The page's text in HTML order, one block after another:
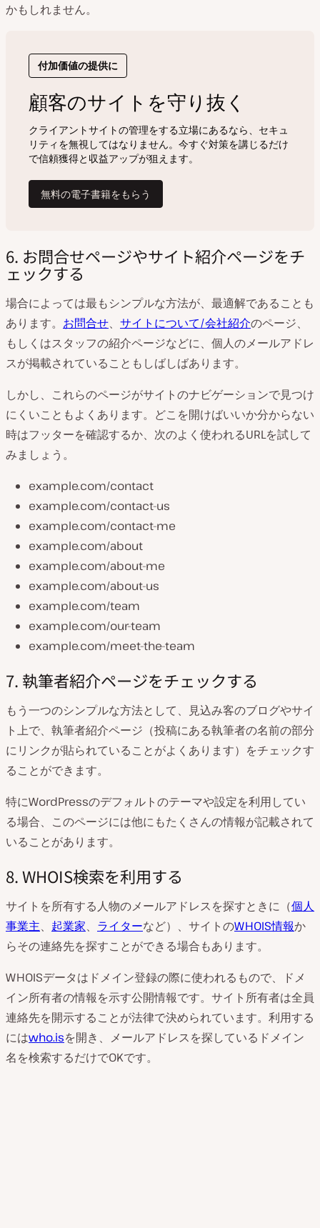
かもしれません。
6. お問合せページやサイト紹介ページをチ
ェックする
場合によっては最もシンプルな方法が、最適解であることも
あります。 お問合せ、 サイトについて/会社紹介のページ、
もしくはスタッフの紹介ページなどに、個人のメールアドレ
スが掲載されていることもしばしばあります。
しかし、これらのページがサイトのナビゲーションで見つけ
にくいこともよくあります。どこを開けばいいか分からない
時はフッターを確認するか、次のよく使われるURLを試して
みましょう。
example.com/contact
example.com/contact-us
example.com/contact-me
example.com/about
example.com/about-me
example.com/about-us
example.com/team
example.com/our-team
example.com/meet-the-team
7. 執筆者紹介ページをチェックする
もう一つのシンプルな方法として、見込み客のブログやサイ
ト上で、執筆者紹介ページ（投稿にある執筆者の名前の部分
にリンクが貼られていることがよくあります）をチェックす
ることができます。
特にWordPressのデフォルトのテーマや設定を利用してい
る場合、このページには他にもたくさんの情報が記載されて
いることがあります。
8. WHOIS検索を利用する
サイトを所有する人物のメールアドレスを探すときに（個人
事業主、 起業家、 ライターなど）、サイトのWHOIS情報か
らその連絡先を探すことができる場合もあります。
WHOISデータはドメイン登録の際に使われるもので、ドメ
イン所有者の情報を示す公開情報です。サイト所有者は全員
連絡先を開示することが法律で決められています。利用する
にはwho.isを開き、メールアドレスを探しているドメイン
名を検索するだけでOKです。